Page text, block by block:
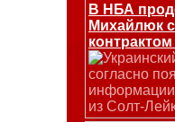
В НБА
Михайлюк
согласно
из Солт-